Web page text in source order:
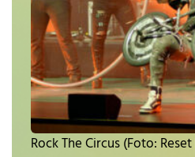
Rock The Circus (Foto: